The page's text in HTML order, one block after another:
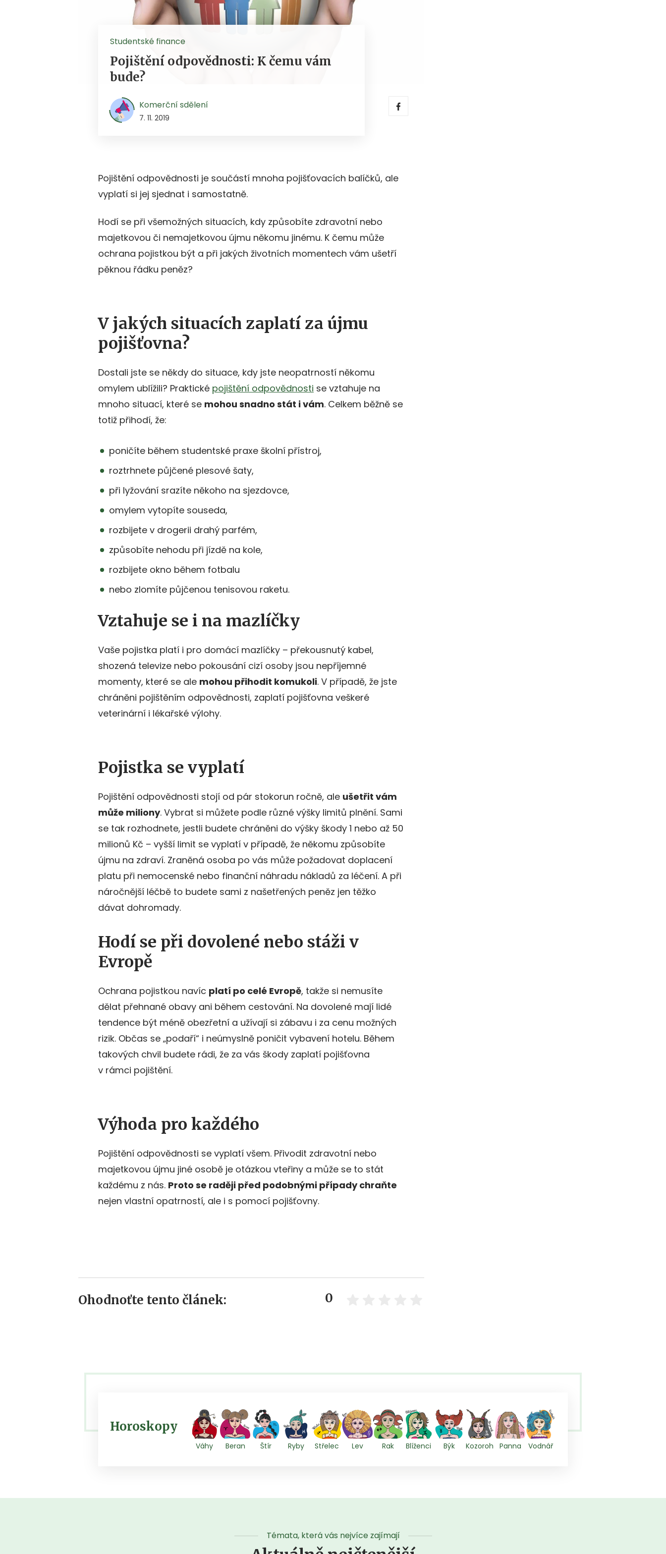
Studentské finance
Pojištění odpovědnosti: K čemu vám
bude?
Komerční sdělení
7. 11. 2019
Pojištění odpovědnosti je součástí mnoha pojišťovacích balíčků, ale
vyplatí si jej sjednat i samostatně.
Hodí se při všemožných situacích, kdy způsobíte zdravotní nebo
majetkovou či nemajetkovou újmu někomu jinému. K čemu může
ochrana pojistkou být a při jakých životních momentech vám ušetří
pěknou řádku peněz?
V jakých situacích zaplatí za újmu
pojišťovna?
Dostali jste se někdy do situace, kdy jste neopatrností někomu
omylem ublížili? Praktické pojištění odpovědnosti se vztahuje na
mnoho situací, které se mohou snadno stát i vám. Celkem běžně se
totiž přihodí, že:
poničíte během studentské praxe školní přístroj,
roztrhnete půjčené plesové šaty,
při lyžování srazíte někoho na sjezdovce,
omylem vytopíte souseda,
rozbijete v drogerii drahý parfém,
způsobíte nehodu při jízdě na kole,
rozbijete okno během fotbalu
nebo zlomíte půjčenou tenisovou raketu.
Vztahuje se i na mazlíčky
Vaše pojistka platí i pro domácí mazlíčky – překousnutý kabel,
shozená televize nebo pokousání cizí osoby jsou nepříjemné
momenty, které se ale mohou přihodit komukoli. V případě, že jste
chráněni pojištěním odpovědnosti, zaplatí pojišťovna veškeré
veterinární i lékařské výlohy.
Pojistka se vyplatí
Pojištění odpovědnosti stojí od pár stokorun ročně, ale ušetřit vám
může miliony. Vybrat si můžete podle různé výšky limitů plnění. Sami
se tak rozhodnete, jestli budete chráněni do výšky škody 1 nebo až 50
milionů Kč – vyšší limit se vyplatí v případě, že někomu způsobíte
újmu na zdraví. Zraněná osoba po vás může požadovat doplacení
platu při nemocenské nebo finanční náhradu nákladů za léčení. A při
náročnější léčbě to budete sami z našetřených peněz jen těžko
dávat dohromady.
Hodí se při dovolené nebo stáži v
Evropě
Ochrana pojistkou navíc platí po celé Evropě, takže si nemusíte
dělat přehnané obavy ani během cestování. Na dovolené mají lidé
tendence být méně obezřetní a užívají si zábavu i za cenu možných
rizik. Občas se „podaří“ i neúmyslně poničit vybavení hotelu. Během
takových chvil budete rádi, že za vás škody zaplatí pojišťovna
v rámci pojištění.
Výhoda pro každého
Pojištění odpovědnosti se vyplatí všem. Přivodit zdravotní nebo
majetkovou újmu jiné osobě je otázkou vteřiny a může se to stát
každému z nás. Proto se raději před podobnými případy chraňte
nejen vlastní opatrností, ale i s pomocí pojišťovny.
Ohodnoťte tento článek: 0
Horoskopy
Váhy Beran Štír Ryby Střelec Lev Rak Blíženci Býk Kozoroh Panna Vodnář
Témata, která vás nejvíce zajímají